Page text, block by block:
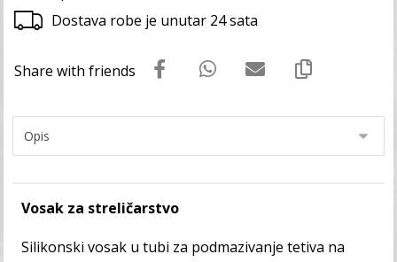
Dostava robe je unutar 24 sata
Vosak za streličarstvo
Silikonski vosak u tubi za podmazivanje tetiva na